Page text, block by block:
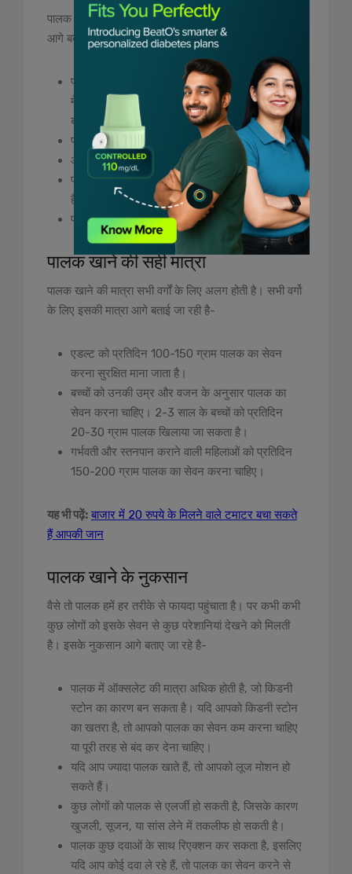
पालक को आप कई तरीके से खा सकते है। इसके कुछ तरीके
आगे बताएं जा रहे हैं-
पालक खाने का सबसे आसान तरीका इसको सलाद के रूप
में खाना है। आप पालक को अन्य सब्जियों में मिलाकर एक
बढ़िया सलाद बना सकते हैं।
पालक को आप सब्जी के रूप में खा सकते हैं।
आप पालक का जूस बनाकर भी पिया जा सकता है।
पालक को करी, सब्जी, या पराठे में भी मिलाया जा सकता
है।
पालक को आप पनीर के साथ सब्जी बनाकर खा सकते हैं।
पालक खाने की सही मात्रा
पालक खाने की मात्रा सभी वर्गों के लिए अलग होती है। सभी वर्गो
के लिए इसकी मात्रा आगे बताई जा रही है-
एडल्ट को प्रतिदिन 100-150 ग्राम पालक का सेवन
करना सुरक्षित माना जाता है।
बच्चों को उनकी उम्र और वजन के अनुसार पालक का
सेवन करना चाहिए। 2-3 साल के बच्चों को प्रतिदिन
20-30 ग्राम पालक खिलाया जा सकता है।
गर्भवती और स्तनपान कराने वाली महिलाओं को प्रतिदिन
150-200 ग्राम पालक का सेवन करना चाहिए।
यह भी पढ़ें: बाजार में 20 रुपये के मिलने वाले टमाटर बचा सकते
हैं आपकी जान
पालक खाने के नुकसान
वैसे तो पालक हमें हर तरीके से फायदा पहुंचाता है। पर कभी कभी
कुछ लोगों को इसके सेवन से कुछ परेशानियां देखने को मिलती
है। इसके नुकसान आगे बताए जा रहे है-
पालक में ऑक्सलेट की मात्रा अधिक होती है, जो किडनी
स्टोन का कारण बन सकता है। यदि आपको किडनी स्टोन
का खतरा है, तो आपको पालक का सेवन कम करना चाहिए
या पूरी तरह से बंद कर देना चाहिए।
यदि आप ज्यादा पालक खाते हैं, तो आपको लूज मोशन हो
सकते हैं।
कुछ लोगों को पालक से एलर्जी हो सकती है, जिसके कारण
खुजली, सूजन, या सांस लेने में तकलीफ हो सकती है।
पालक कुछ दवाओं के साथ रिएक्शन कर सकता है, इसलिए
यदि आप कोई दवा ले रहे हैं, तो पालक का सेवन करने से